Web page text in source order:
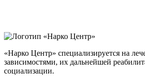
«Нарко Центр» специализируется на
зависимостями, их дальнейшей
социализации.